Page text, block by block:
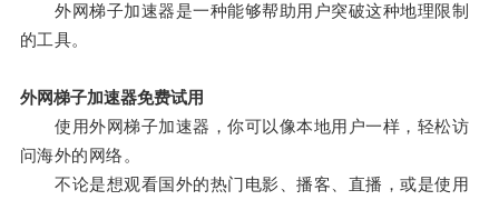
外网梯子加速器是一种能够帮助用户突破这种地理限制
的工具。
外网梯子加速器免费试用
使用外网梯子加速器，你可以像本地用户一样，轻松访
问海外的网络。
不论是想观看国外的热门电影、播客、直播，或是使用